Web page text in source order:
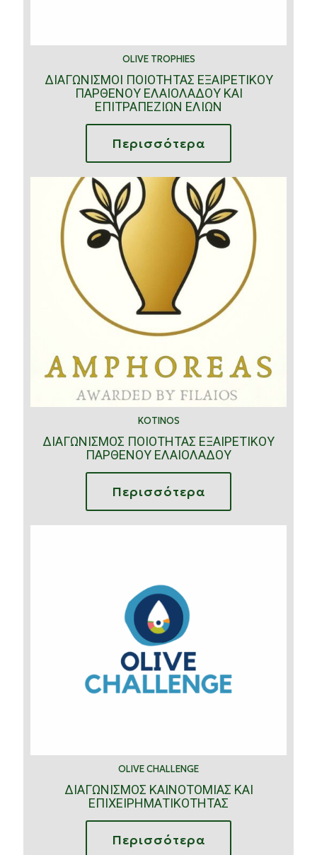
OLIVE TROPHIES
ΔΙΑΓΩΝΙΣΜΟΙ ΠΟΙΟΤΗΤΑΣ ΕΞΑΙΡΕΤΙΚΟΥ
ΠΑΡΘΕΝΟΥ ΕΛΑΙΟΛΑΔΟΥ ΚΑΙ
ΕΠΙΤΡΑΠΕΖΙΩΝ ΕΛΙΩΝ
Περισσότερα
KOTINOS
ΔΙΑΓΩΝΙΣΜΟΣ ΠΟΙΟΤΗΤΑΣ ΕΞΑΙΡΕΤΙΚΟΥ
ΠΑΡΘΕΝΟΥ ΕΛΑΙΟΛΑΔΟΥ
Περισσότερα
OLIVE CHALLENGE
ΔΙΑΓΩΝΙΣΜΟΣ ΚΑΙΝΟΤΟΜΙΑΣ ΚΑΙ
ΕΠΙΧΕΙΡΗΜΑΤΙΚΟΤΗΤΑΣ
Περισσότερα